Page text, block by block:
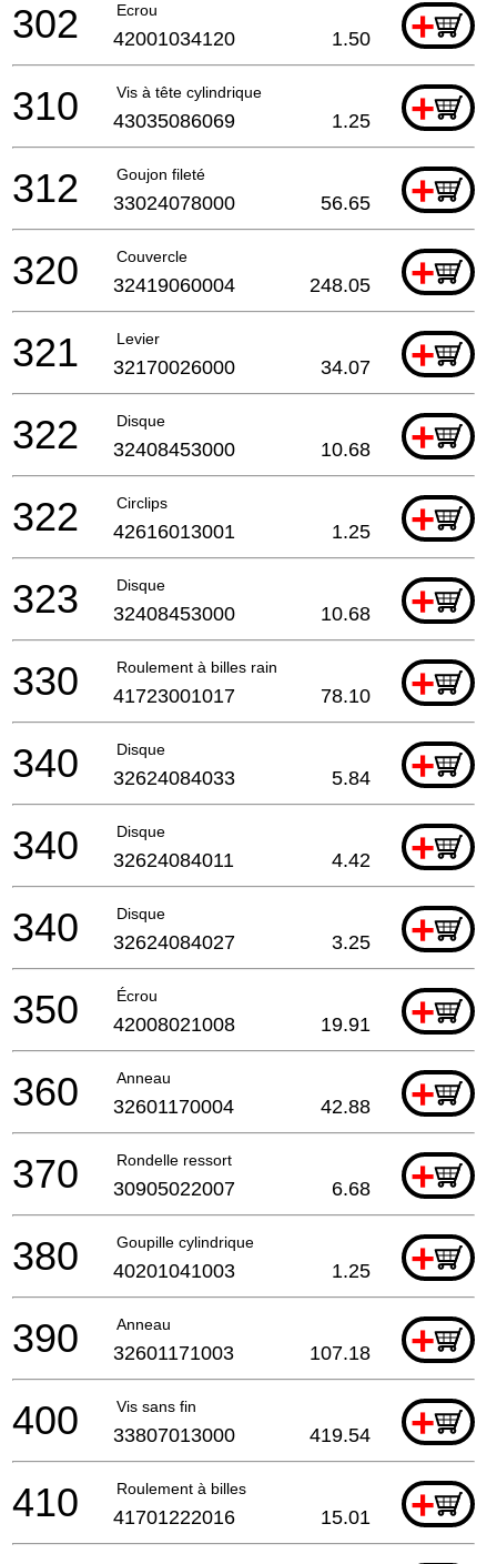
Ecrou +
302 42001034120 1.50
Vis à tête cylindrique +
310 43035086069 1.25
Goujon fileté +
312 33024078000 56.65
Couvercle +
320 32419060004 248.05
Levier +
321 32170026000 34.07
Disque +
322 32408453000 10.68
Circlips +
322 42616013001 1.25
Disque +
323 32408453000 10.68
Roulement à billes rain +
330 41723001017 78.10
Disque +
340 32624084033 5.84
Disque +
340 32624084011 4.42
Disque +
340 32624084027 3.25
Écrou +
350 42008021008 19.91
Anneau +
360 32601170004 42.88
Rondelle ressort +
370 30905022007 6.68
Goupille cylindrique +
380 40201041003 1.25
Anneau +
390 32601171003 107.18
Vis sans fin +
400 33807013000 419.54
Roulement à billes +
410 41701222016 15.01